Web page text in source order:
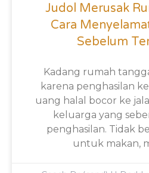
Judol Merusak
Cara
Sebelum
Kadang rumah
karena penghasilan
uang halal bocor ke
keluarga yang
penghasilan. Tidak
untuk makan,